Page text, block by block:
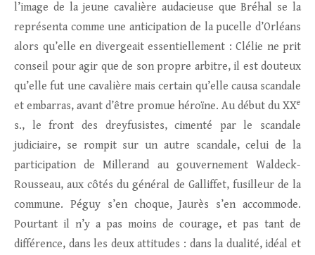
l’image de la jeune cavalière audacieuse que Bréhal se la
représenta comme une anticipation de la pucelle d’Orléans
alors qu’elle en divergeait essentiellement : Clélie ne prit
conseil pour agir que de son propre arbitre, il est douteux
qu’elle fut une cavalière mais certain qu’elle causa scandale
et embarras, avant d’être promue héroïne. Au début du XXe
s., le front des dreyfusistes, cimenté par le scandale
judiciaire, se rompit sur un autre scandale, celui de la
participation de Millerand au gouvernement Waldeck-
Rousseau, aux côtés du général de Galliffet, fusilleur de la
commune. Péguy s’en choque, Jaurès s’en accommode.
Pourtant il n’y a pas moins de courage, et pas tant de
différence, dans les deux attitudes : dans la dualité, idéal et